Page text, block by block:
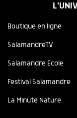
Boutique en ligne
SalamandreTV
Salamandre Ecole
Festival Salamandre
La Minute Nature